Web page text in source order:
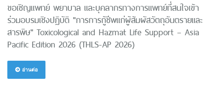
ขอเชิญแพทย์ พยาบาล และบุคลากรทางการแพทย์ที่สนใจเข้า
ร่วมอบรมเชิงปฏิบัติ "การการกู้ชีพแก่ผู้สัมผัสวัตถุอันตรายและ
สารพิษ" Toxicological and Hazmat Life Support – Asia
Pacific Edition 2026 (THLS-AP 2026)
อ่านต่อ